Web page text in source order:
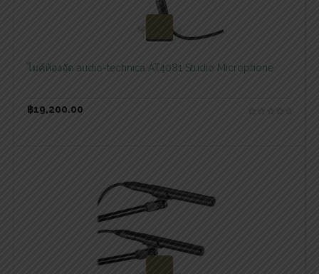
สอบถามและสั่งซื้อสินค้า
ไมค์ห้องอัด audio-technica AT4081 Studio Microphone
฿19,200.00